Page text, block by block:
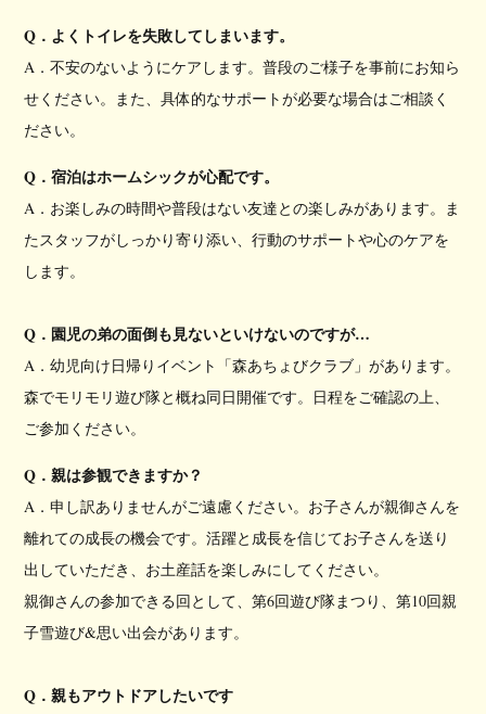
Q．よくトイレを失敗してしまいます。
A．不安のないようにケアします。普段のご様子を事前にお知ら
せください。また、具体的なサポートが必要な場合はご相談く
ださい。
Q．宿泊はホームシックが心配です。
A．お楽しみの時間や普段はない友達との楽しみがあります。ま
たスタッフがしっかり寄り添い、行動のサポートや心のケアを
します。
Q．園児の弟の面倒も見ないといけないのですが…
A．幼児向け日帰りイベント「森あちょびクラブ」があります。
森でモリモリ遊び隊と概ね同日開催です。日程をご確認の上、
ご参加ください。
Q．親は参観できますか？
A．申し訳ありませんがご遠慮ください。お子さんが親御さんを
離れての成長の機会です。活躍と成長を信じてお子さんを送り
出していただき、お土産話を楽しみにしてください。
親御さんの参加できる回として、第6回遊び隊まつり、第10回親
子雪遊び&思い出会があります。
Q．親もアウトドアしたいです